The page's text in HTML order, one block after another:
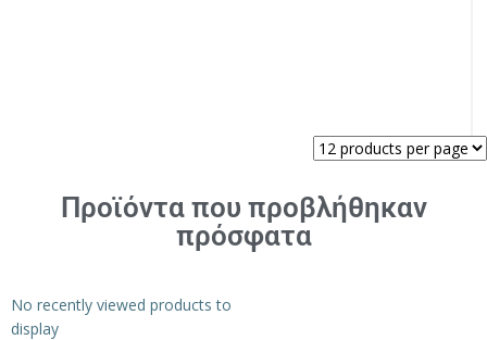
Προϊόντα που προβλήθηκαν
πρόσφατα
No recently viewed products to
display